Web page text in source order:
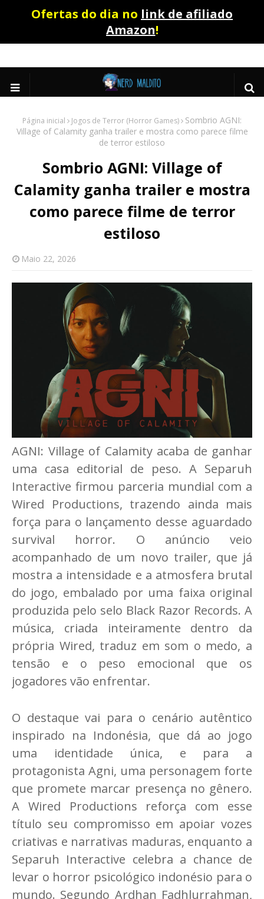
Ofertas do dia no link de afiliado
Amazon!
Página inicial Jogos de Terror (Horror Games)
Sombrio AGNI:
Village of Calamity ganha trailer e mostra como parece filme
de terror estiloso
Sombrio AGNI: Village of
Calamity ganha trailer e mostra
como parece filme de terror
estiloso
Maio 22, 2026
AGNI: Village of Calamity acaba de ganhar
uma casa editorial de peso. A Separuh
Interactive firmou parceria mundial com a
Wired Productions, trazendo ainda mais
força para o lançamento desse aguardado
survival horror. O anúncio veio
acompanhado de um novo trailer, que já
mostra a intensidade e a atmosfera brutal
do jogo, embalado por uma faixa original
produzida pelo selo Black Razor Records. A
música, criada inteiramente dentro da
própria Wired, traduz em som o medo, a
tensão e o peso emocional que os
jogadores vão enfrentar.
O destaque vai para o cenário autêntico
inspirado na Indonésia, que dá ao jogo
uma identidade única, e para a
protagonista Agni, uma personagem forte
que promete marcar presença no gênero.
A Wired Productions reforça com esse
título seu compromisso em apoiar vozes
criativas e narrativas maduras, enquanto a
Separuh Interactive celebra a chance de
levar o horror psicológico indonésio para o
mundo. Segundo Ardhan Fadhlurrahman,